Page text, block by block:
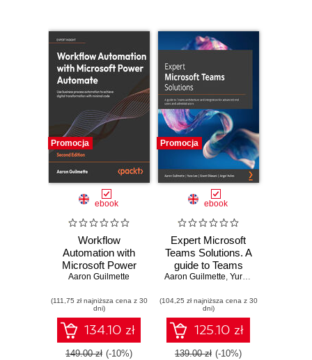
Promocja
ebook
Workflow
Automation with
Microsoft Power
Automate. Use
automation to
achieve digital
transformation with
minimal code -
Second Edition
Aaron Guilmette
(111,75 zł najniższa cena z 30
dni)
134.10 zł
149.00 zł (-10%)
Promocja
ebook
Expert Microsoft
Teams Solutions. A
guide to Teams
architecture and
advanced end
users and
administrators
Aaron Guilmette, Yura Lee
(104,25 zł najniższa cena z 30
dni)
125.10 zł
139.00 zł (-10%)